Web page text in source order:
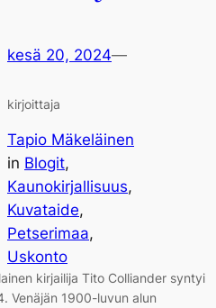
kesä 20, 2024—
kirjoittaja
Tapio Mäkeläinen
in Blogit
Kaunokirjallisuus
Kuvataide
Petserimaa
Uskonto
kirjailija Tito Colliander syntyi
Venäjän 1900-luvun alun